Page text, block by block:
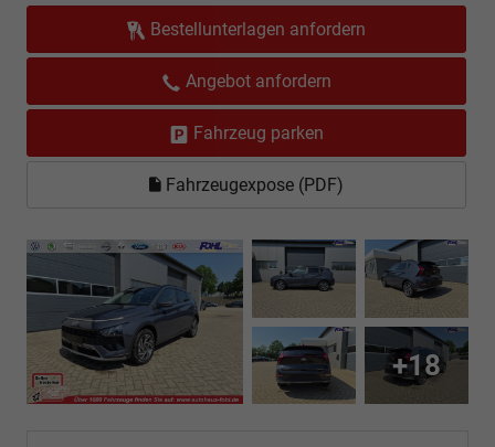
Bestellunterlagen anfordern
Angebot anfordern
Fahrzeug parken
Fahrzeugexpose (PDF)
+18